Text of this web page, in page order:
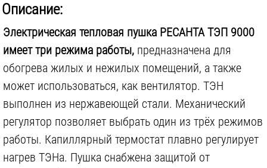
Описание:
Электрическая тепловая пушка РЕСАНТА ТЭП 9000
имеет три режима работы, предназначена для
обогрева жилых и нежилых помещений, а также
может использоваться, как вентилятор. ТЭН
выполнен из нержавеющей стали. Механический
регулятор позволяет выбрать один из трёх режимов
работы. Капиллярный термостат плавно регулирует
нагрев ТЭНа. Пушка снабжена защитой от